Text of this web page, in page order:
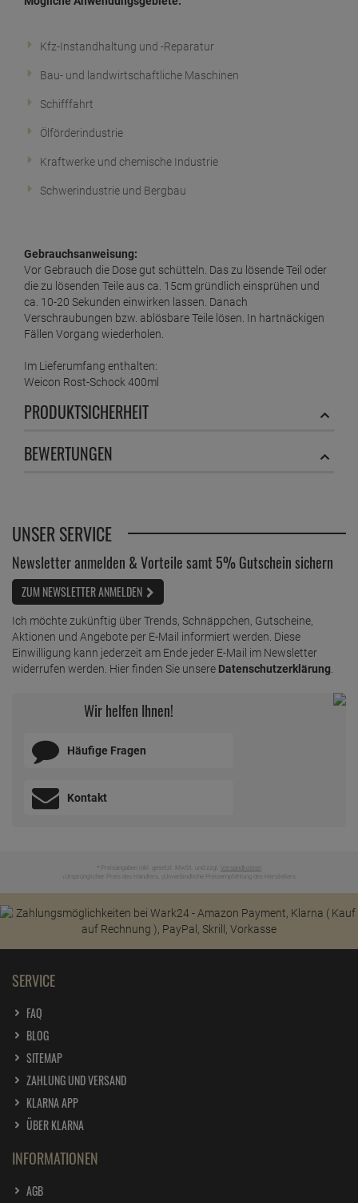
Kfz-Instandhaltung und -Reparatur
Bau- und landwirtschaftliche Maschinen
Schifffahrt
Ölförderindustrie
Kraftwerke und chemische Industrie
Schwerindustrie und Bergbau
Gebrauchsanweisung:
Vor Gebrauch die Dose gut schütteln. Das zu lösende Teil oder
die zu lösenden Teile aus ca. 15cm gründlich einsprühen und
ca. 10-20 Sekunden einwirken lassen. Danach
Verschraubungen bzw. ablösbare Teile lösen. In hartnäckigen
Fällen Vorgang wiederholen.
Im Lieferumfang enthalten:
Weicon Rost-Schock 400ml
PRODUKTSICHERHEIT
BEWERTUNGEN
UNSER SERVICE
Newsletter anmelden & Vorteile samt 5% Gutschein sichern
ZUM NEWSLETTER ANMELDEN
Ich möchte zukünftig über Trends, Schnäppchen, Gutscheine,
Aktionen und Angebote per E-Mail informiert werden. Diese
Einwilligung kann jederzeit am Ende jeder E-Mail im Newsletter
widerrufen werden. Hier finden Sie unsere Datenschutzerklärung
Wir helfen Ihnen!
Häufige Fragen
Kontakt
* Preisangaben inkl. gesetzl. MwSt. und zzgl. Versandkosten
Ursprünglicher Preis des Händlers, Unverbindliche Preisempfehlung des Herstellers
SERVICE
FAQ
BLOG
SITEMAP
ZAHLUNG UND VERSAND
KLARNA APP
ÜBER KLARNA
INFORMATIONEN
AGB